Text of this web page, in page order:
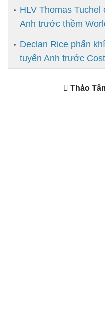
HLV Thomas Tuchel
Anh trước thềm
Declan Rice phấn
tuyển Anh trước
Thảo